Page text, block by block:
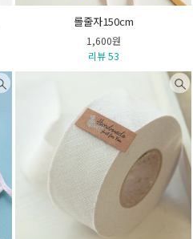
롤줄자150cm
1,600원
리뷰 53